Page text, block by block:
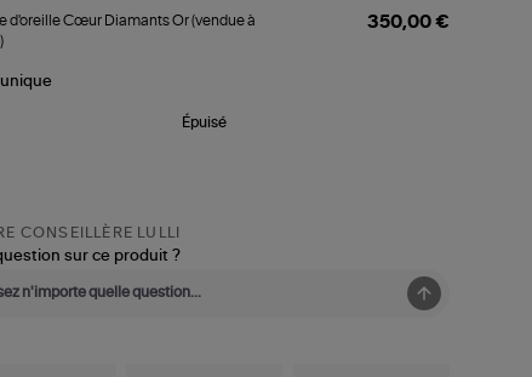
d'oreille Cœur Diamants Or (vendue à
350,00 €
unique
Épuisé
CONSEILLÈRE LULLI
sur ce produit ?